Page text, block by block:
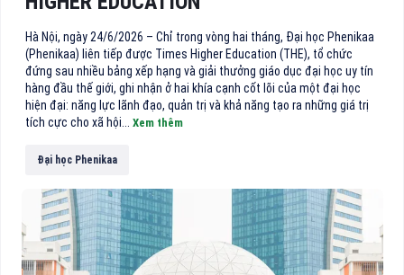
Hà Nội, ngày 24/6/2026 – Chỉ trong vòng hai tháng, Đại học Phenikaa
(Phenikaa) liên tiếp được Times Higher Education (THE), tổ chức
đứng sau nhiều bảng xếp hạng và giải thưởng giáo dục đại học uy tín
hàng đầu thế giới, ghi nhận ở hai khía cạnh cốt lõi của một đại học
hiện đại: năng lực lãnh đạo, quản trị và khả năng tạo ra những giá trị
tích cực cho xã hội... Xem thêm
Đại học Phenikaa